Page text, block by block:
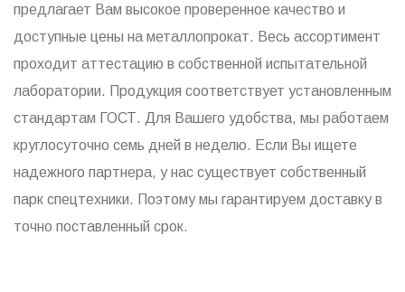
предлагает Вам высокое проверенное качество и
доступные цены на металлопрокат. Весь ассортимент
проходит аттестацию в собственной испытательной
лаборатории. Продукция соответствует установленным
стандартам ГОСТ. Для Вашего удобства, мы работаем
круглосуточно семь дней в неделю. Если Вы ищете
надежного партнера, у нас существует собственный
парк спецтехники. Поэтому мы гарантируем доставку в
точно поставленный срок.